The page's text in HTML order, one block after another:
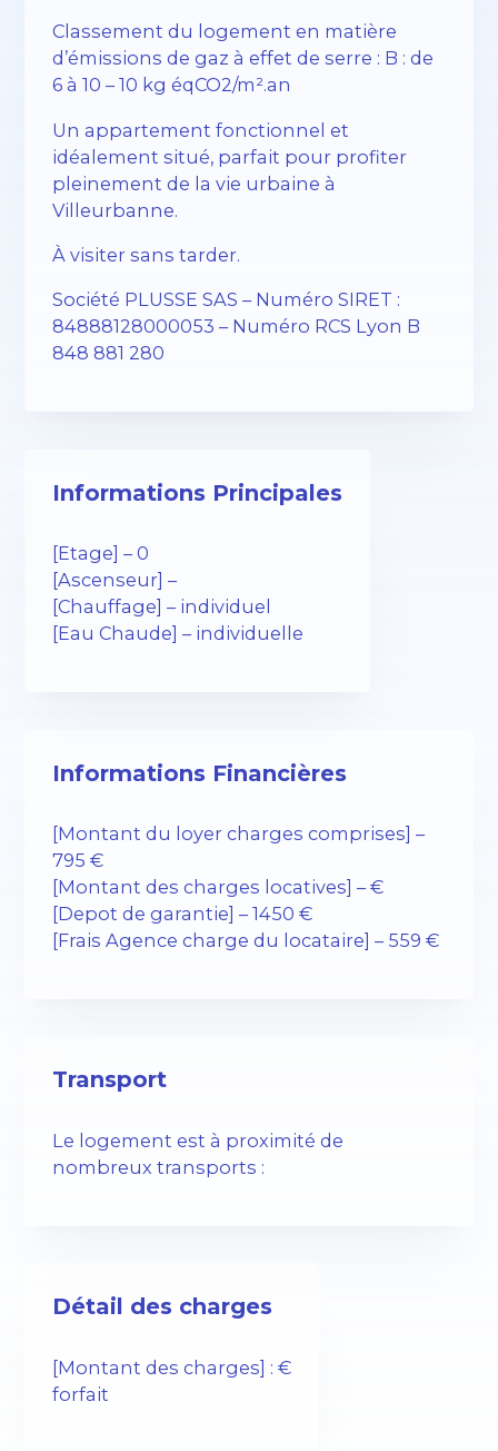
Classement du logement en matière
d’émissions de gaz à effet de serre : B : de
6 à 10 – 10 kg éqCO2/m².an
Un appartement fonctionnel et
idéalement situé, parfait pour profiter
pleinement de la vie urbaine à
Villeurbanne.
À visiter sans tarder.
Société PLUSSE SAS – Numéro SIRET :
84888128000053 – Numéro RCS Lyon B
848 881 280
Informations Principales
[Etage] – 0
[Ascenseur] –
[Chauffage] – individuel
[Eau Chaude] – individuelle
Informations Financières
[Montant du loyer charges comprises] –
795 €
[Montant des charges locatives] – €
[Depot de garantie] – 1450 €
[Frais Agence charge du locataire] – 559 €
Transport
Le logement est à proximité de
nombreux transports :
Détail des charges
[Montant des charges] : €
forfait